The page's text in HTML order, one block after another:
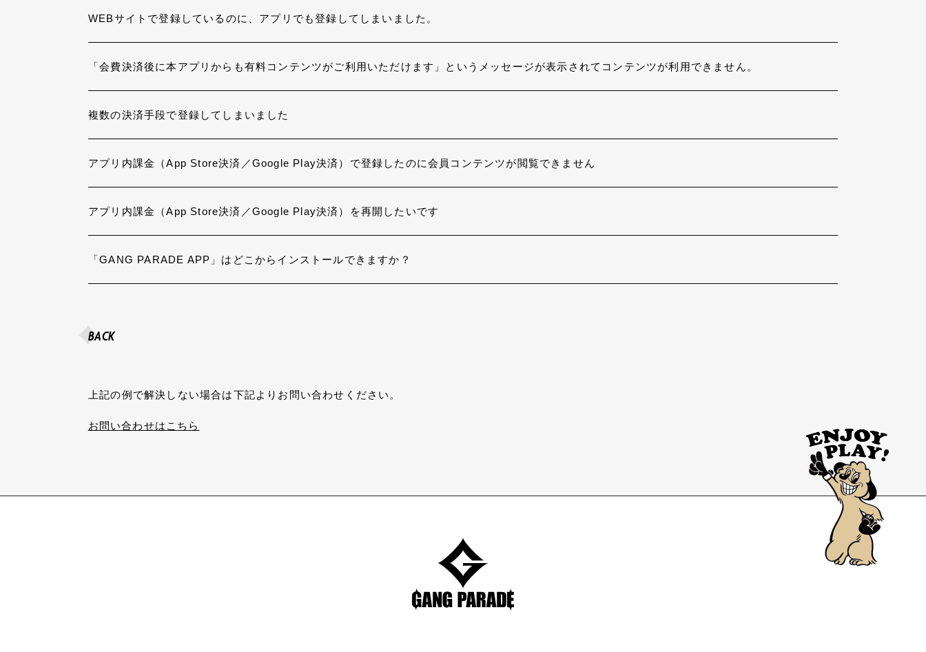
WEBサイトで登録しているのに、アプリでも登録してしまいました。
「会費決済後に本アプリからも有料コンテンツがご利用いただけます」というメッセージが表示されてコンテンツが利用できません。
複数の決済手段で登録してしまいました
アプリ内課金（App Store決済／Google Play決済）で登録したのに会員コンテンツが閲覧できません
アプリ内課金（App Store決済／Google Play決済）を再開したいです
「GANG PARADE APP」はどこからインストールできますか？
BACK
上記の例で解決しない場合は下記よりお問い合わせください。
お問い合わせはこちら